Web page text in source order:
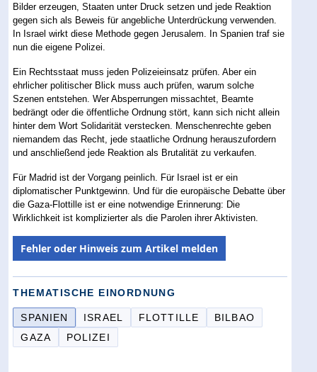
Bilder erzeugen, Staaten unter Druck setzen und jede Reaktion
gegen sich als Beweis für angebliche Unterdrückung verwenden.
In Israel wirkt diese Methode gegen Jerusalem. In Spanien traf sie
nun die eigene Polizei.
Ein Rechtsstaat muss jeden Polizeieinsatz prüfen. Aber ein
ehrlicher politischer Blick muss auch prüfen, warum solche
Szenen entstehen. Wer Absperrungen missachtet, Beamte
bedrängt oder die öffentliche Ordnung stört, kann sich nicht allein
hinter dem Wort Solidarität verstecken. Menschenrechte geben
niemandem das Recht, jede staatliche Ordnung herauszufordern
und anschließend jede Reaktion als Brutalität zu verkaufen.
Für Madrid ist der Vorgang peinlich. Für Israel ist er ein
diplomatischer Punktgewinn. Und für die europäische Debatte über
die Gaza-Flottille ist er eine notwendige Erinnerung: Die
Wirklichkeit ist komplizierter als die Parolen ihrer Aktivisten.
Fehler oder Hinweis zum Artikel melden
THEMATISCHE EINORDNUNG
SPANIEN ISRAEL FLOTTILLE
BILBAO
GAZA
POLIZEI